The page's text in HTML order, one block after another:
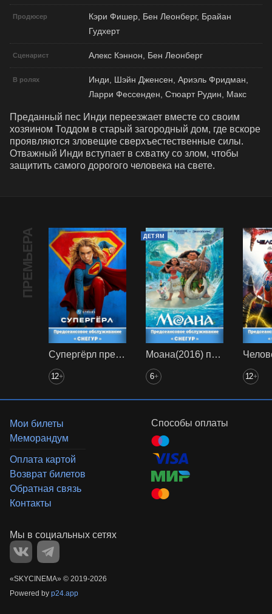
Продюсер
Кэри Фишер, Бен Леонберг, Брайан
Гудхерт
Сценарист Алекс Кэннон, Бен Леонберг
В ролях
Инди, Шэйн Дженсен, Ариэль Фридман,
Ларри Фессенден, Стюарт Рудин, Макс
Преданный пес Инди переезжает вместе со своим
хозяином Тоддом в старый загородный дом, где вскоре
проявляются зловещие сверхъестественные силы.
Отважный Инди вступает в схватку со злом, чтобы
защитить самого дорогого человека на свете.
ПРЕМЬЕРА
Супергёрл предс. обсл. Снегур
12+
ДЕТЯМ
Моана(2016) предс. обсл. Снегур
6+ 12+
Мои билеты
Меморандум
Оплата картой
Возврат билетов
Обратная связь
Контакты
Способы оплаты
«‎SKYCINEMA» © 2019-2026
Powered by p24.app